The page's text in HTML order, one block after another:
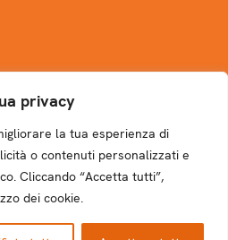
privacy
la tua esperienza di
o contenuti personalizzati e
Cliccando “Accetta tutti”,
dei cookie.